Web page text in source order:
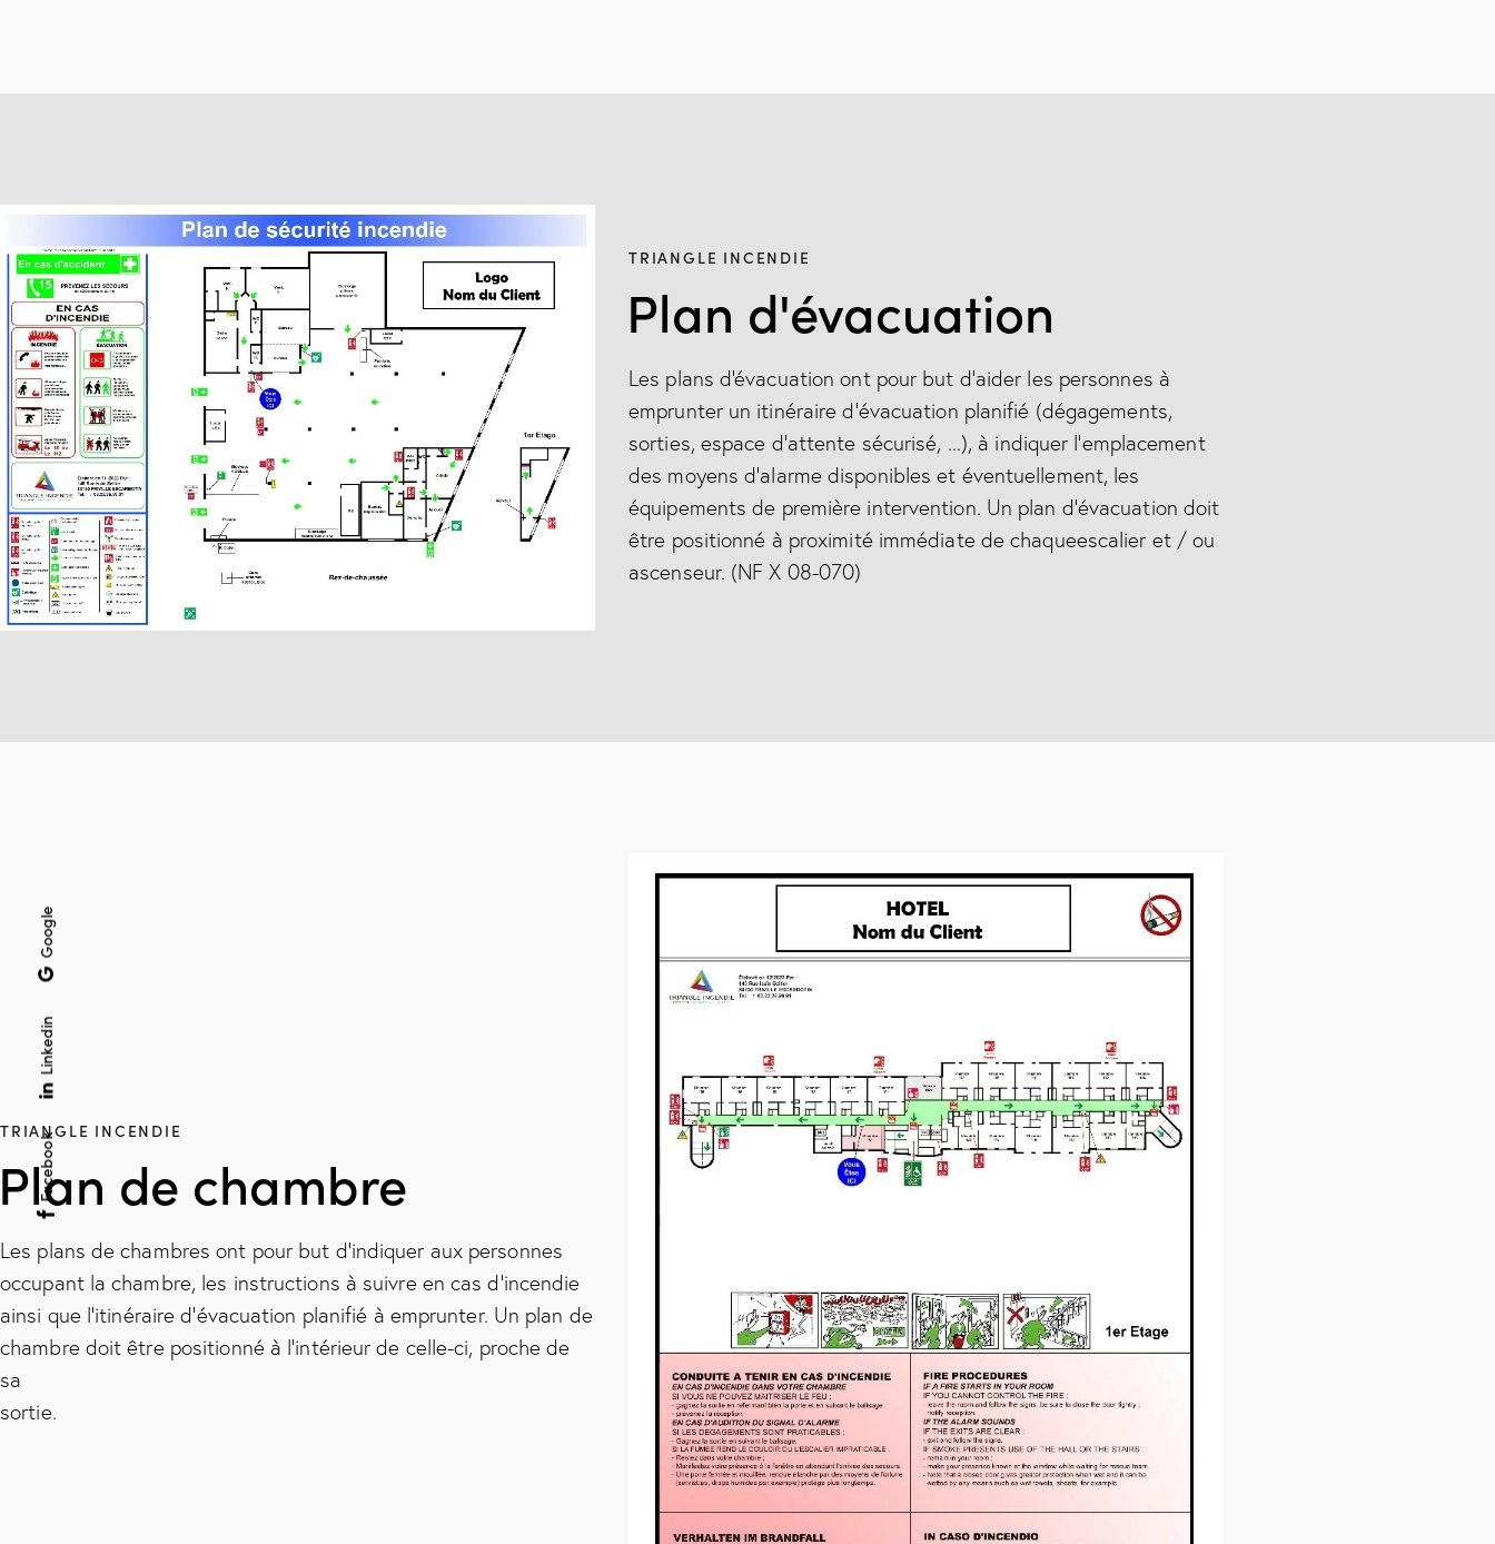
TRIANGLE INCENDIE
Plan d'évacuation
Les plans d'évacuation ont pour but d’aider les personnes à
emprunter un itinéraire d’évacuation planifié (dégagements,
sorties, espace d’attente sécurisé, ...), à indiquer l’emplacement
des moyens d’alarme disponibles et éventuellement, les
équipements de première intervention. Un plan d’évacuation doit
être positionné à proximité immédiate de chaqueescalier et / ou
ascenseur. (NF X 08-070)
TRIANGLE INCENDIE
de chambre
Les plans de chambres ont pour but d’indiquer aux personnes
occupant la chambre, les instructions à suivre en cas d’incendie
ainsi que l’itinéraire d’évacuation planifié à emprunter. Un plan de
chambre doit être positionné à l’intérieur de celle-ci, proche de
sa
sortie.
Facebook
Linkedin
Google